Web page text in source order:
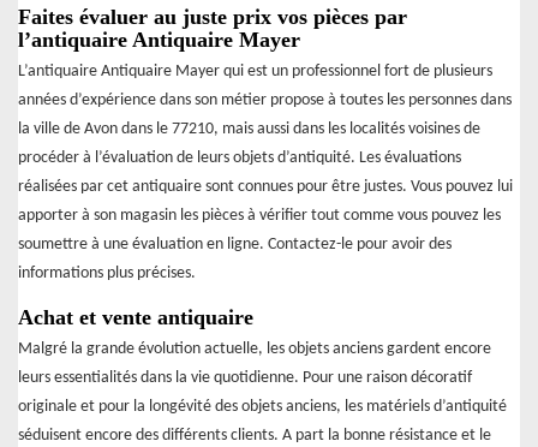
Faites évaluer au juste prix vos pièces par
l’antiquaire Antiquaire Mayer
L’antiquaire Antiquaire Mayer qui est un professionnel fort de plusieurs
années d’expérience dans son métier propose à toutes les personnes dans
la ville de Avon dans le 77210, mais aussi dans les localités voisines de
procéder à l’évaluation de leurs objets d’antiquité. Les évaluations
réalisées par cet antiquaire sont connues pour être justes. Vous pouvez lui
apporter à son magasin les pièces à vérifier tout comme vous pouvez les
soumettre à une évaluation en ligne. Contactez-le pour avoir des
informations plus précises.
Achat et vente antiquaire
Malgré la grande évolution actuelle, les objets anciens gardent encore
leurs essentialités dans la vie quotidienne. Pour une raison décoratif
originale et pour la longévité des objets anciens, les matériels d’antiquité
séduisent encore des différents clients. A part la bonne résistance et le